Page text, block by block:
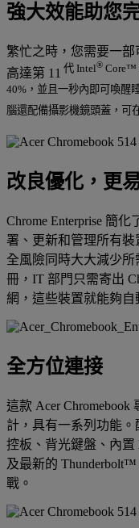
強大效能助您
繁忙之時，您需要一
高達第 11 代 Intel® Core™
40%，並且一秒內即可喚醒
腦還配備攝影機鏡頭蓋，可
改良優化，更
Chrome Enterprise 簡
署、更新和管理所有
全風險同時大大減少所
冊，IT 部門只需寄出
網，這些裝置就能夠自
全方位連接
這款 Acer
計，具有一系列功能。
控板、背光鍵盤、內置
及最新的
戰。